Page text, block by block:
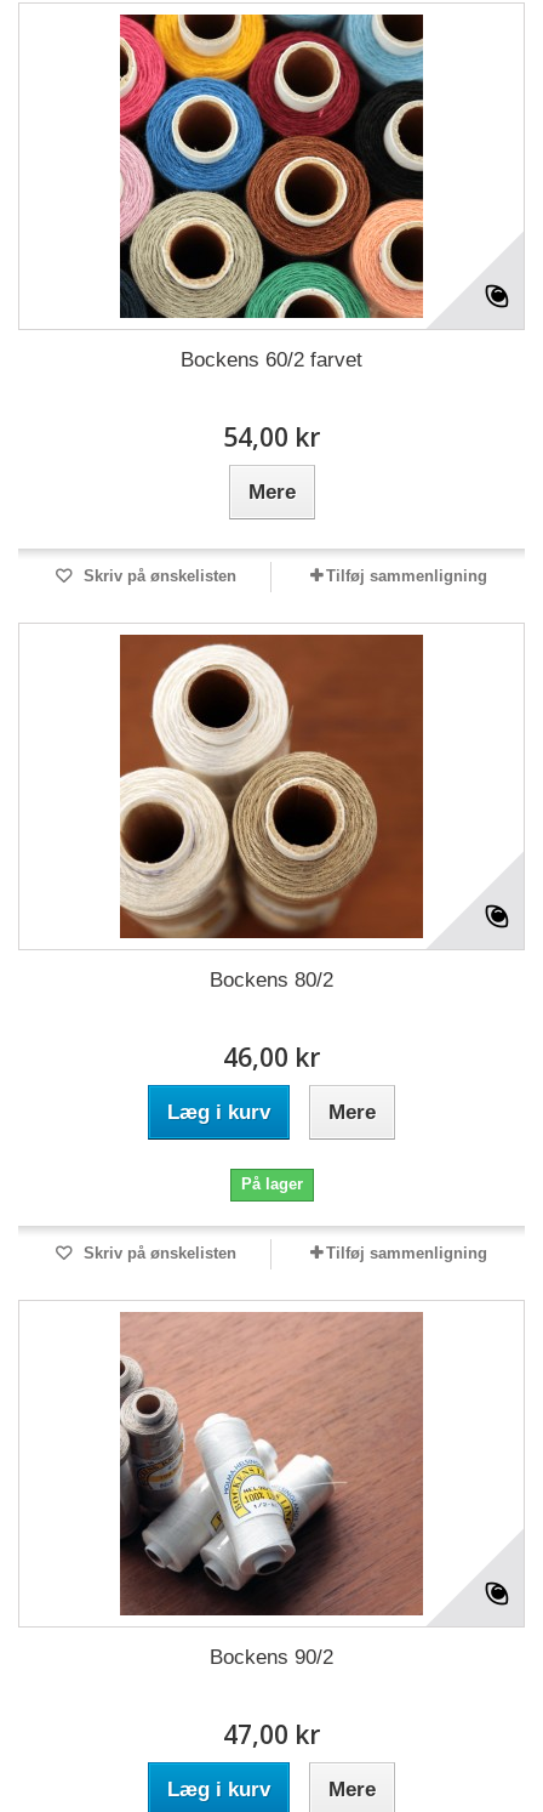
Bockens 60/2 farvet
54,00 kr
Mere
Skriv på ønskelisten Tilføj sammenligning
Bockens 80/2
46,00 kr
Læg i kurv Mere
På lager
Skriv på ønskelisten Tilføj sammenligning
Bockens 90/2
47,00 kr
Læg i kurv Mere